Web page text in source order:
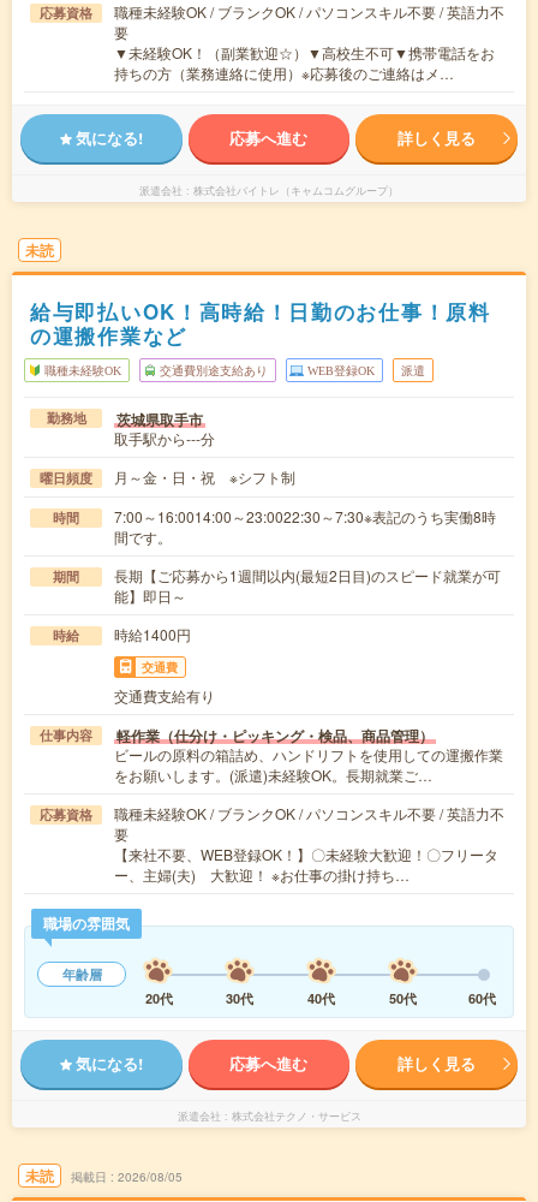
応募資格
職種未経験OK / ブランクOK / パソコンスキル不要 / 英語力不
要
▼未経験OK！（副業歓迎☆）▼高校生不可▼携帯電話をお
持ちの方（業務連絡に使用）※応募後のご連絡はメ…
気になる! 応募へ進む 詳しく見る
派遣会社 株式会社バイトレ（キャムコムグループ）
未読
給与即払いOK！高時給！日勤のお仕事！原料
の運搬作業など
職種未経験OK 交通費別途支給あり WEB登録OK 派遣
勤務地 茨城県取手市
取手駅から---分
曜日頻度 月～金・日・祝 ※シフト制
時間
7:00～16:0014:00～23:0022:30～7:30※表記のうち実働8時
間です。
期間
長期【ご応募から1週間以内(最短2日目)のスピード就業が可
能】即日～
時給 時給1400円
交通費
交通費支給有り
仕事内容 軽作業（仕分け・ピッキング・検品、商品管理）
ビールの原料の箱詰め、ハンドリフトを使用しての運搬作業
をお願いします。(派遣)未経験OK。長期就業ご…
応募資格
職種未経験OK / ブランクOK / パソコンスキル不要 / 英語力不
要
【来社不要、WEB登録OK！】〇未経験大歓迎！〇フリータ
ー、主婦(夫) 大歓迎！ ※お仕事の掛け持ち…
職場の雰囲気
年齢層
20代
30代 40代 50代 60代
気になる! 応募へ進む 詳しく見る
派遣会社 株式会社テクノ・サービス
未読 掲載日 2026/08/05